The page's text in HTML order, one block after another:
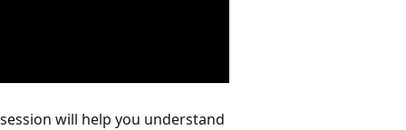
will help you understand